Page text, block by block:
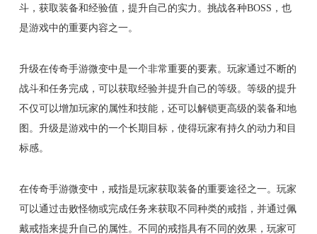
斗，获取装备和经验值，提升自己的实力。挑战各种BOSS，也
是游戏中的重要内容之一。
升级在传奇手游微变中是一个非常重要的要素。玩家通过不断的
战斗和任务完成，可以获取经验并提升自己的等级。等级的提升
不仅可以增加玩家的属性和技能，还可以解锁更高级的装备和地
图。升级是游戏中的一个长期目标，使得玩家有持久的动力和目
标感。
在传奇手游微变中，戒指是玩家获取装备的重要途径之一。玩家
可以通过击败怪物或完成任务来获取不同种类的戒指，并通过佩
戴戒指来提升自己的属性。不同的戒指具有不同的效果，玩家可